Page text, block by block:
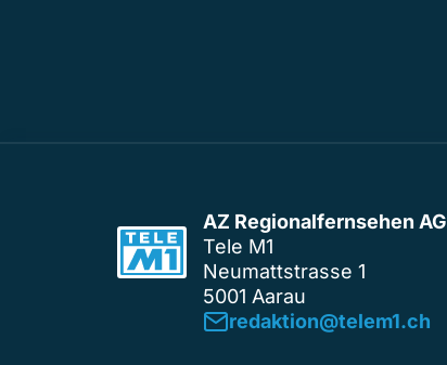
AZ Regionalfernsehen AG
Tele M1
Neumattstrasse 1
5001 Aarau
redaktion@telem1.ch